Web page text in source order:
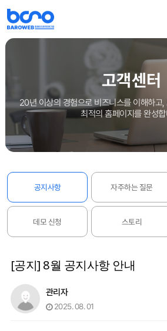
고객센터
20년 이상의 경험으로 비즈니스를 이해하고
최적의 홈페이지를 완성
공지사항 자주하는 질문
데모 신청 스토리
[공지] 8월 공지사항 안내
관리자
2025. 08. 01